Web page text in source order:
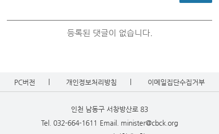
등록된 댓글이 없습니다.
PC버전 개인정보처리방침 이메일집단수집거부
인천 남동구 서창방산로 83
Tel. 032-664-1611 Email. minister@cbck.org